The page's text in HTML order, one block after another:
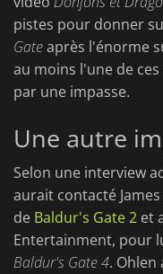
pistes pour donner
Gateaprès l'énorme
au moins l'une de
par une impasse.
Une autre
Selon une interview
aurait contacté
de Baldur's Gate 2 et
Entertainment, pour
Baldur's Gate 4. Ohlen